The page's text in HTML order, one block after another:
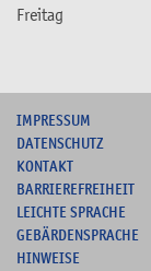
Freitag
IMPRESSUM
DATENSCHUTZ
KONTAKT
BARRIEREFREIHEIT
LEICHTE SPRACHE
GEBÄRDENSPRACHE
HINWEISE